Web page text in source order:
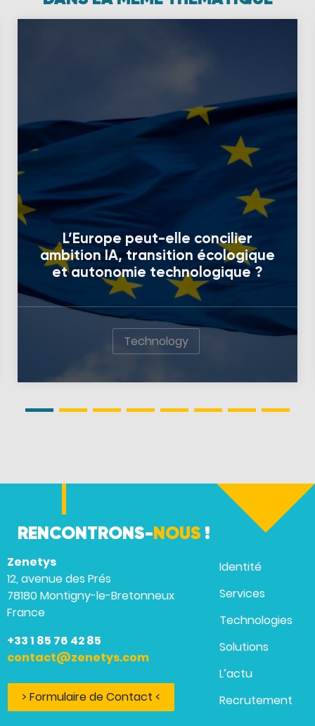
L’Europe peut-elle concilier
ambition IA, transition écologique
et autonomie technologique ?
Technology
RENCONTRONS-NOUS !
Zenetys
12, avenue des Prés
78180 Montigny-le-Bretonneux
France
+33 1 85 76 42 85
contact@zenetys.com
> Formulaire de Contact <
Identité
Services
Technologies
Solutions
L’actu
Recrutement